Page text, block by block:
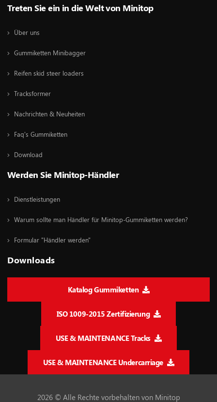
Treten Sie ein in die Welt von Minitop
Über uns
Gummiketten Minibagger
Reifen skid steer loaders
Tracksformer
Nachrichten & Neuheiten
Faq's Gummiketten
Download
Werden Sie Minitop-Händler
Dienstleistungen
Warum sollte man Händler für Minitop-Gummiketten werden?
Formular "Händler werden"
Downloads
Katalog Gummiketten
ISO 1009-2015 Zertifizierung
USE & MAINTENANCE Tracks
USE & MAINTENANCE Undercarriage
2026 © Alle Rechte vorbehalten von Minitop